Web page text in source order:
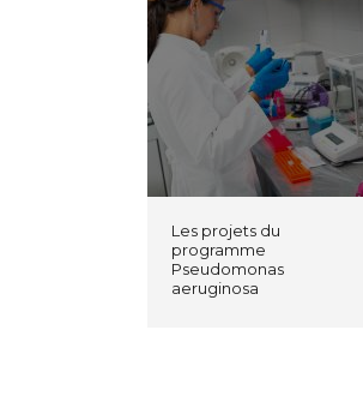
Les projets du
programme
Pseudomonas
aeruginosa